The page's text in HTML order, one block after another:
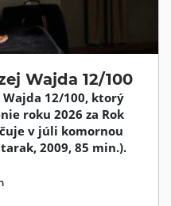
Wajda 12/100
12/100, ktorý
roku 2026 za Rok
v júli komornou
2009, 85 min.).